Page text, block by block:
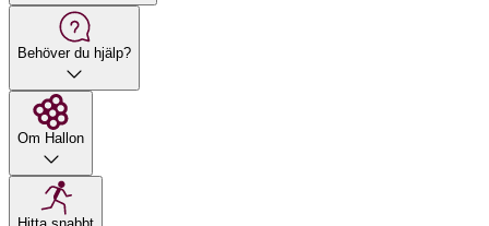
Behöver du hjälp?
Om Hallon
Hitta snabbt